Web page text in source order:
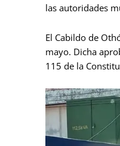
las autoridades
El Cabildo de
mayo. Dicha
115 de la